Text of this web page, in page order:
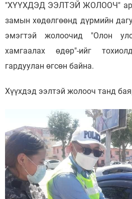
"ХҮҮХДЭД ЭЭЛТЭЙ ЖОЛООЧ"
замын хөдөлгөөнд дүрмийн
эмэгтэй жолоочид "Олон
хамгаалах өдөр"-ийг
гардуулан өгсөн байна.
Хүүхдэд ээлтэй жолооч танд